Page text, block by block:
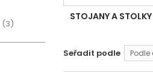
(3)
STOJANY A STOLKY
Seřadit podle Podle